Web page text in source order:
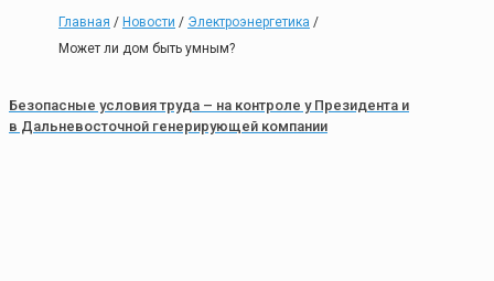
Главная / Новости / Электроэнергетика /
Может ли дом быть умным?
Безопасные условия труда – на контроле у Президента и
в Дальневосточной генерирующей компании